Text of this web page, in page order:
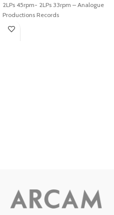
2LPs 45rpm- 2LPs 33rpm – Analogue
Productions Records